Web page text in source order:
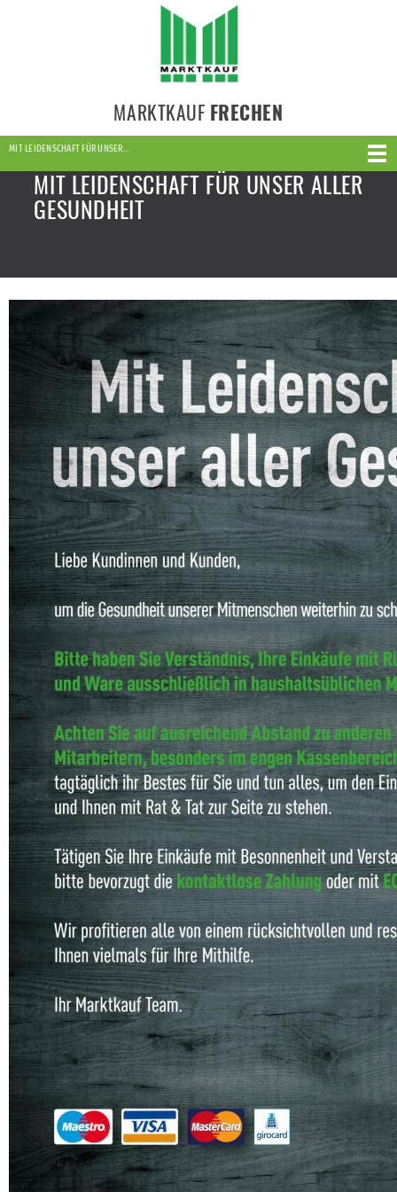
MARKTKAUF FRECHEN
MIT LEIDENSCHAFT FÜR UNSER…
MIT LEIDENSCHAFT FÜR UNSER ALLER
GESUNDHEIT